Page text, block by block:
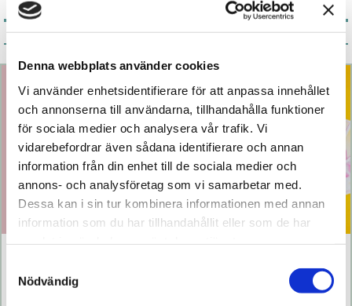
Denna webbplats använder cookies
Vi använder enhetsidentifierare för att anpassa innehållet
och annonserna till användarna, tillhandahålla funktioner
för sociala medier och analysera vår trafik. Vi
vidarebefordrar även sådana identifierare och annan
information från din enhet till de sociala medier och
annons- och analysföretag som vi samarbetar med.
Dessa kan i sin tur kombinera informationen med annan
information som du har tillhandahållit eller som de har
Nödvändig
Klitty The Lem